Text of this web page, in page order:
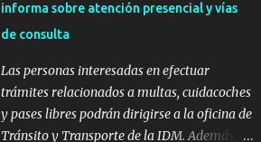
hormigón sobre sus laterales. Su destino
será polifuncional, permitiendo la práctica
de eventos culturales. Próximo a la pista, se
instalaron juegos infantiles y equipamiento
urbano (bancos de hormigón y sets de
informa sobre atención presencial y vías
de consulta
Las personas interesadas en efectuar
trámites relacionados a multas, cuidacoches
y pases libres podrán dirigirse a la oficina de
Tránsito y Transporte de la IDM. Además, la